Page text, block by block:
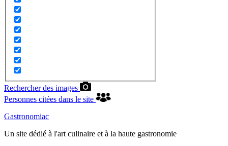
Rechercher des images
Personnes citées dans le site
Gastronomiac
Un site dédié à l'art culinaire et à la haute gastronomie